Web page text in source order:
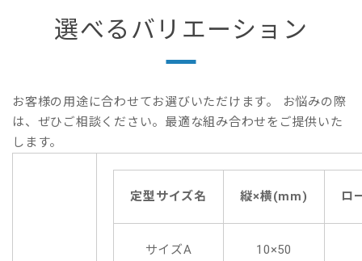
選べるバリエーション
お客様の用途に合わせてお選びいただけます。 お悩みの際
は、ぜひご相談ください。最適な組み合わせをご提供いた
します。
定型サイズ名 縦×横(mm) ロ
サイズA 10×50